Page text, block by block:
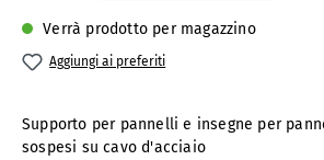
Verrà prodotto per magazzino
Aggiungi ai preferiti
Supporto per pannelli e insegne per
sospesi su cavo d'acciaio